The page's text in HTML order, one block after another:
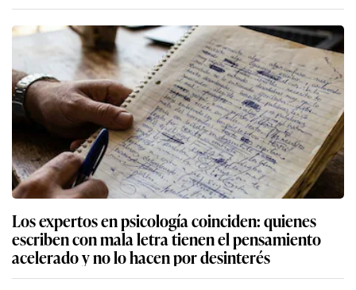
Los expertos en psicología coinciden: quienes
escriben con mala letra tienen el pensamiento
acelerado y no lo hacen por desinterés